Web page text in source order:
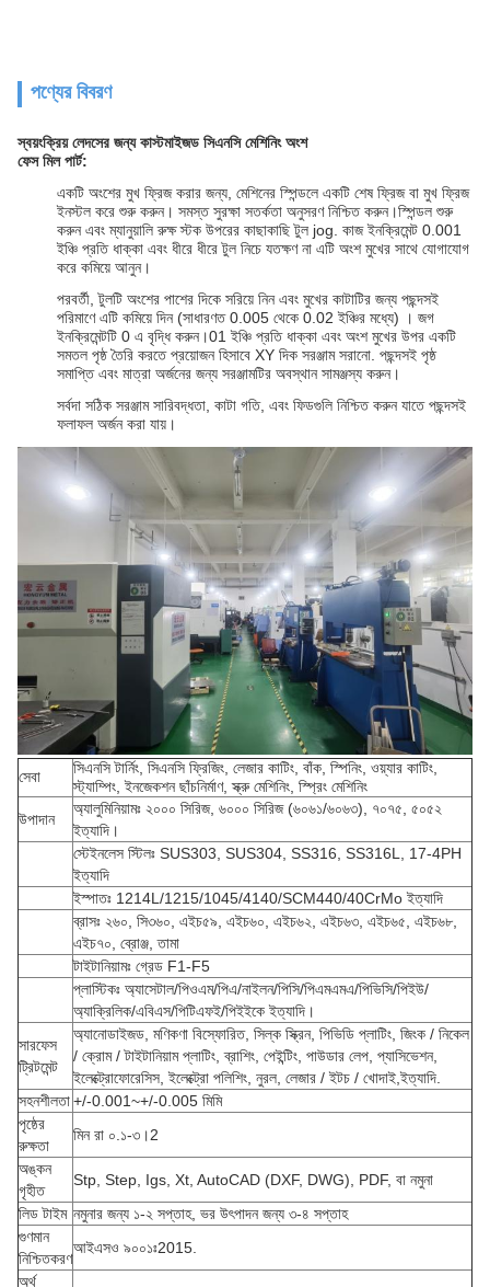
পণ্যের বিবরণ
স্বয়ংক্রিয় লেদসের জন্য কাস্টমাইজড সিএনসি মেশিনিং অংশ
ফেস মিল পার্ট:
একটি অংশের মুখ ফ্রিজ করার জন্য, মেশিনের স্পিন্ডলে একটি শেষ ফ্রিজ বা মুখ ফ্রিজ
ইনস্টল করে শুরু করুন। সমস্ত সুরক্ষা সতর্কতা অনুসরণ নিশ্চিত করুন।স্পিন্ডল শুরু
করুন এবং ম্যানুয়ালি রুক্ষ স্টক উপরের কাছাকাছি টুল jog. কাজ ইনক্রিমেন্ট 0.001
ইঞ্চি প্রতি ধাক্কা এবং ধীরে ধীরে টুল নিচে যতক্ষণ না এটি অংশ মুখের সাথে যোগাযোগ
করে কমিয়ে আনুন।
পরবর্তী, টুলটি অংশের পাশের দিকে সরিয়ে নিন এবং মুখের কাটাটির জন্য পছন্দসই
পরিমাণে এটি কমিয়ে দিন (সাধারণত 0.005 থেকে 0.02 ইঞ্চির মধ্যে) । জগ
ইনক্রিমেন্টটি 0 এ বৃদ্ধি করুন।01 ইঞ্চি প্রতি ধাক্কা এবং অংশ মুখের উপর একটি
সমতল পৃষ্ঠ তৈরি করতে প্রয়োজন হিসাবে XY দিক সরঞ্জাম সরানো. পছন্দসই পৃষ্ঠ
সমাপ্তি এবং মাত্রা অর্জনের জন্য সরঞ্জামটির অবস্থান সামঞ্জস্য করুন।
সর্বদা সঠিক সরঞ্জাম সারিবদ্ধতা, কাটা গতি, এবং ফিডগুলি নিশ্চিত করুন যাতে পছন্দসই
ফলাফল অর্জন করা যায়।
সেবা
সিএনসি টার্নিং, সিএনসি ফ্রিজিং, লেজার কাটিং, বাঁক, স্পিনিং, ওয়্যার কাটিং,
স্ট্যাম্পিং, ইনজেকশন ছাঁচনির্মাণ, স্ক্রু মেশিনিং, স্প্রিং মেশিনিং
উপাদান
অ্যালুমিনিয়ামঃ ২০০০ সিরিজ, ৬০০০ সিরিজ (৬০৬১/৬০৬৩), ৭০৭৫, ৫০৫২
ইত্যাদি।
স্টেইনলেস স্টিলঃ SUS303, SUS304, SS316, SS316L, 17-4PH
ইত্যাদি
ইস্পাতঃ 1214L/1215/1045/4140/SCM440/40CrMo ইত্যাদি
ব্রাসঃ ২৬০, সি৩৬০, এইচ৫৯, এইচ৬০, এইচ৬২, এইচ৬৩, এইচ৬৫, এইচ৬৮,
এইচ৭০, ব্রোঞ্জ, তামা
টাইটানিয়ামঃ গ্রেড F1-F5
প্লাস্টিকঃ অ্যাসেটাল/পিওএম/পিএ/নাইলন/পিসি/পিএমএমএ/পিভিসি/পিইউ/
অ্যাক্রিলিক/এবিএস/পিটিএফই/পিইইকে ইত্যাদি।
সারফেস
ট্রিটমেন্ট
অ্যানোডাইজড, মণিকণা বিস্ফোরিত, সিল্ক স্ক্রিন, পিভিডি প্লাটিং, জিংক / নিকেল
/ ক্রোম / টাইটানিয়াম প্লাটিং, ব্রাশিং, পেইন্টিং, পাউডার লেপ, প্যাসিভেশন,
ইলেক্ট্রোফোরেসিস, ইলেক্ট্রো পলিশিং, নুরল, লেজার / ইটচ / খোদাই,ইত্যাদি.
সহনশীলতা+/-0.001~+/-0.005 মিমি
পৃষ্ঠের
রুক্ষতা
মিন রা ০.১-৩।2
অঙ্কন
গৃহীত
Stp, Step, Igs, Xt, AutoCAD (DXF, DWG), PDF, বা নমুনা
লিড টাইম নমুনার জন্য ১-২ সপ্তাহ, ভর উৎপাদন জন্য ৩-৪ সপ্তাহ
গুণমান
নিশ্চিতকরণ
আইএসও ৯০০১ঃ2015.
অর্থ